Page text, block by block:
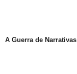
A Guerra de Narrativas